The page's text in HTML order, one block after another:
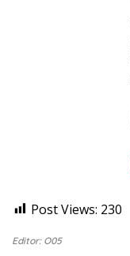
Post Views: 230
Editor: O05